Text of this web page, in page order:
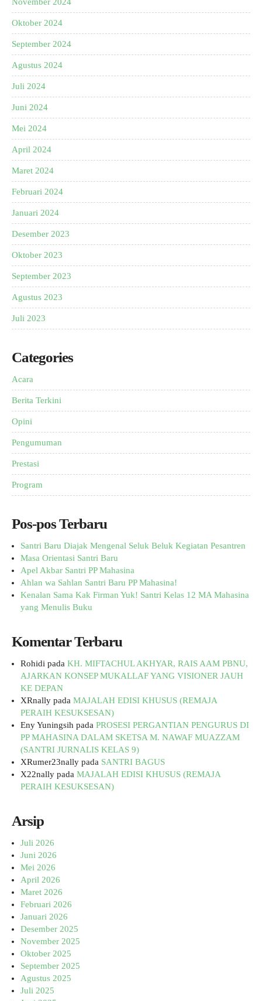
Oktober 2024
September 2024
Agustus 2024
Juli 2024
Juni 2024
Mei 2024
April 2024
Maret 2024
Februari 2024
Januari 2024
Desember 2023
Oktober 2023
September 2023
Agustus 2023
Juli 2023
Categories
Acara
Berita Terkini
Opini
Pengumuman
Prestasi
Program
Pos-pos Terbaru
Santri Baru Diajak Mengenal Seluk Beluk Kegiatan Pesantren
Masa Orientasi Santri Baru
Apel Akbar Santri PP Mahasina
Ahlan wa Sahlan Santri Baru PP Mahasina!
Kenalan Sama Kak Firman Yuk! Santri Kelas 12 MA Mahasina
yang Menulis Buku
Komentar Terbaru
Rohidi pada KH. MIFTACHUL AKHYAR, RAIS AAM PBNU,
AJARKAN KONSEP MUKALLAF YANG VISIONER JAUH
KE DEPAN
XRnally pada MAJALAH EDISI KHUSUS (REMAJA
PERAIH KESUKSESAN)
Eny Yuningsih pada PROSESI PERGANTIAN PENGURUS DI
PP MAHASINA DALAM SKETSA M. NAWAF MUAZZAM
(SANTRI JURNALIS KELAS 9)
XRumer23nally pada SANTRI BAGUS
X22nally pada MAJALAH EDISI KHUSUS (REMAJA
PERAIH KESUKSESAN)
Arsip
Juli 2026
Juni 2026
Mei 2026
April 2026
Maret 2026
Februari 2026
Januari 2026
Desember 2025
November 2025
Oktober 2025
September 2025
Agustus 2025
Juli 2025